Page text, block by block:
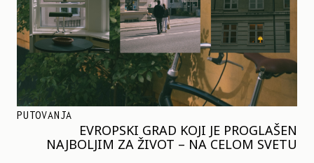
PUTOVANJA
EVROPSKI GRAD KOJI JE PROGLAŠEN
NAJBOLJIM ZA ŽIVOT – NA CELOM SVETU